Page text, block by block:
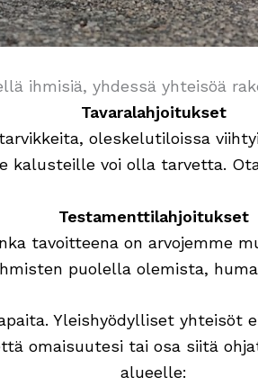
ihmisiä, yhdessä yhteisöä
Tavaralahjoitukset
oleskelutiloissa
kalusteille voi olla tarvetta.
Testamenttilahjoitukset
tavoitteena on arvojemme
puolella olemista,
Yleishyödylliset yhteisöt
omaisuutesi tai osa siitä
alueelle: